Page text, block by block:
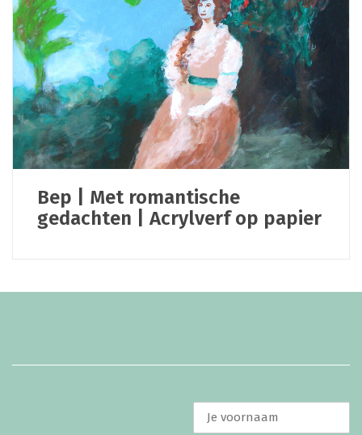
Bep | Met romantische
gedachten | Acrylverf op papier